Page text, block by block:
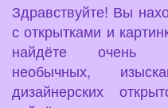
Здравствуйте! Вы
с открытками и
найдёте очень
необычных,
дизайнерских